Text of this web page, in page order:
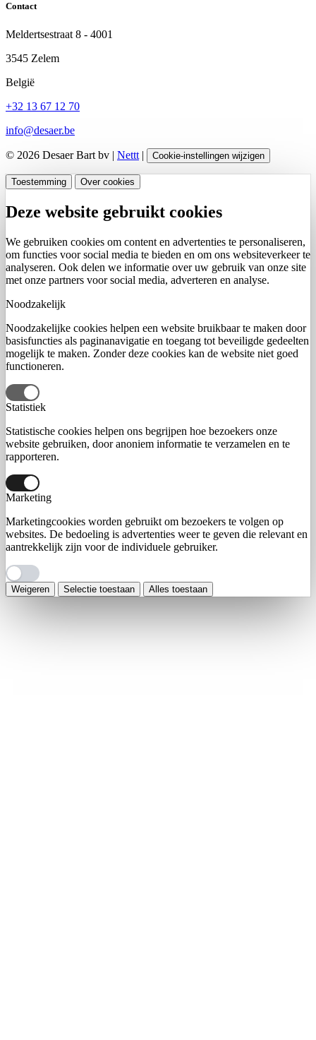
Contact
Meldertsestraat 8 - 4001
3545 Zelem
België
+32 13 67 12 70
info@desaer.be
© 2026 Desaer Bart bv | Nettt | Cookie-instellingen wijzigen
Toestemming Over cookies
Deze website gebruikt cookies
We gebruiken cookies om content en advertenties te personaliseren,
om functies voor social media te bieden en om ons websiteverkeer te
analyseren. Ook delen we informatie over uw gebruik van onze site
met onze partners voor social media, adverteren en analyse.
Noodzakelijk
Noodzakelijke cookies helpen een website bruikbaar te maken door
basisfuncties als paginanavigatie en toegang tot beveiligde gedeelten
mogelijk te maken. Zonder deze cookies kan de website niet goed
functioneren.
Statistiek
Statistische cookies helpen ons begrijpen hoe bezoekers onze
website gebruiken, door anoniem informatie te verzamelen en te
rapporteren.
Marketing
Marketingcookies worden gebruikt om bezoekers te volgen op
websites. De bedoeling is advertenties weer te geven die relevant en
aantrekkelijk zijn voor de individuele gebruiker.
Weigeren Selectie toestaan Alles toestaan